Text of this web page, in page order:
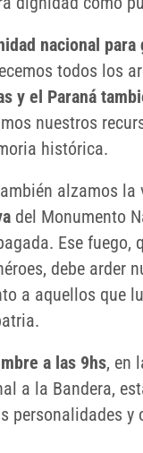
nacional
todos los
y el Paraná
nuestros
histórica.
alzamos la
del Monumento
Ese fuego,
debe arder
a aquellos que
a las 9hs, en
a la Bandera,
personalidades y